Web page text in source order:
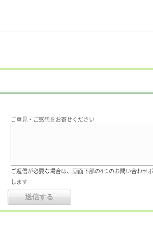
ご意見・ご感想をお寄せください
ご返信が必要な場合は、画面下部の4つのお問い合わせ
します